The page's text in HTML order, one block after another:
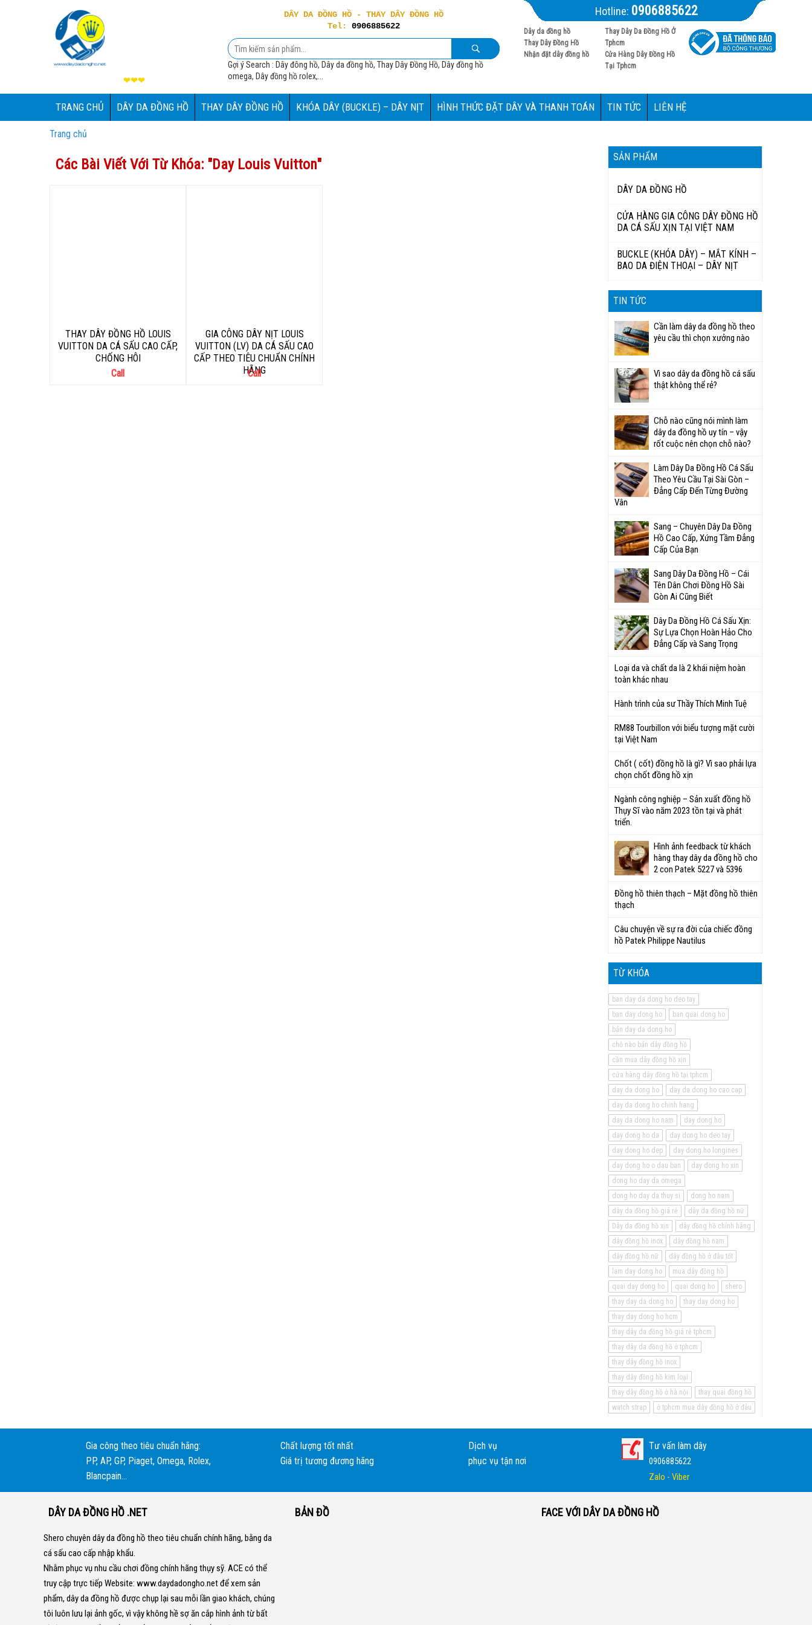
❤❤❤
DÂY DA ĐỒNG HỒ - THAY DÂY ĐỒNG HỒ
Tel: 0906885622
Gợi ý Search : Dây đông hồ, Dây da đồng hồ, Thay Dây Đồng Hồ, Dây đồng hồ
omega, Dây đồng hồ rolex,...
Hotline: 0906885622
Dây da đồng hồ
Thay Dây Đồng Hồ
Nhận đặt dây đồng hồ
Thay Dây Da Đồng Hồ Ở
Tphcm
Cửa Hàng Dây Đồng Hồ
Tại Tphcm
TRANG CHỦ DÂY DA ĐỒNG HỒ THAY DÂY ĐỒNG HỒ KHÓA DÂY (BUCKLE) – DÂY NỊT HÌNH THỨC ĐẶT DÂY VÀ THANH TOÁN TIN TỨC LIÊN HỆ
Trang chủ
Các Bài Viết Với Từ Khóa: "Day Louis Vuitton"
THAY DÂY ĐỒNG HỒ LOUIS
VUITTON DA CÁ SẤU CAO CẤP,
CHỐNG HÔI
Call
GIA CÔNG DÂY NỊT LOUIS
VUITTON (LV) DA CÁ SẤU CAO
CẤP THEO TIÊU CHUẨN CHÍNH
HÃNG
Call
SẢN PHẨM
DÂY DA ĐỒNG HỒ
CỬA HÀNG GIA CÔNG DÂY ĐỒNG HỒ
DA CÁ SẤU XỊN TẠI VIỆT NAM
BUCKLE (KHÓA DÂY) – MẮT KÍNH –
BAO DA ĐIỆN THOẠI – DÂY NỊT
TIN TỨC
Cần làm dây da đồng hồ theo
yêu cầu thì chọn xưởng nào
Vì sao dây da đồng hồ cá sấu
thật không thể rẻ?
Chỗ nào cũng nói mình làm
dây da đồng hồ uy tín – vậy
rốt cuộc nên chọn chỗ nào?
Làm Dây Da Đồng Hồ Cá Sấu
Theo Yêu Cầu Tại Sài Gòn –
Đẳng Cấp Đến Từng Đường
Vân
Sang – Chuyên Dây Da Đồng
Hồ Cao Cấp, Xứng Tầm Đẳng
Cấp Của Bạn
Sang Dây Da Đồng Hồ – Cái
Tên Dân Chơi Đồng Hồ Sài
Gòn Ai Cũng Biết
Dây Da Đồng Hồ Cá Sấu Xịn:
Sự Lựa Chọn Hoàn Hảo Cho
Đẳng Cấp và Sang Trọng
Loại da và chất da là 2 khái niệm hoàn
toàn khác nhau
Hành trình của sư Thầy Thích Minh Tuệ
RM88 Tourbillon với biểu tượng mặt cười
tại Việt Nam
Chốt ( cốt) đồng hồ là gì? Vì sao phải lựa
chọn chốt đồng hồ xịn
Ngành công nghiệp – Sản xuất đồng hồ
Thụy Sĩ vào năm 2023 tồn tại và phát
triển.
Hình ảnh feedback từ khách
hàng thay dây da đồng hồ cho
2 con Patek 5227 và 5396
Đồng hồ thiên thạch – Mặt đồng hồ thiên
thạch
Câu chuyện về sự ra đời của chiếc đồng
hồ Patek Philippe Nautilus
TỪ KHÓA
ban day da dong ho deo tay
ban day dong ho
ban quai dong ho
bán day da dong ho
chỗ nào bán dây đồng hồ
cần mua dây đồng hồ xịn
cửa hàng dây đồng hồ tại tphcm
day da dong ho
day da dong ho cao cap
day da dong ho chinh hang
day da dong ho nam
day dong ho
day dong ho da
day dong ho deo tay
day dong ho dep
day dong ho longines
day dong ho o dau ban
day dong ho xin
dong ho day da omega
dong ho day da thuy si
dong ho nam
dây da đồng hồ giá rẻ
dây da đồng hồ nữ
Dây da đồng hồ xịn
dây đồng hồ chính hãng
dây đồng hồ inox
dây đồng hồ nam
dây đồng hồ nữ
dây đồng hồ ở đâu tốt
lam day dong ho
mua dây đồng hồ
quai day dong ho
quai dong ho
shero
thay day da dong ho
thay day dong ho
thay day dong ho hcm
thay dây da đồng hồ giá rẻ tphcm
thay dây da đồng hồ ở tphcm
thay dây đồng hồ inox
thay dây đồng hồ kim loại
thay dây đồng hồ ở hà nội
thay quai đồng hồ
watch strap
ở tphcm mua dây đồng hồ ở đâu
Gia công theo tiêu chuẩn hãng:
PP, AP, GP, Piaget, Omega, Rolex,
Blancpain...
Chất lượng tốt nhất
Giá trị tương đương hãng
Dịch vụ
phục vụ tận nơi
Tư vấn làm dây
0906885622
Zalo - Viber
DÂY DA ĐỒNG HỒ .NET
Shero chuyên dây da đồng hồ theo tiêu chuẩn chính hãng, bằng da
cá sấu cao cấp nhập khẩu.
Nhằm phục vụ nhu cầu chơi đồng chính hãng thụy sỹ. ACE có thể
truy cập trực tiếp Website: www.daydadongho.netđể xem sản
phẩm, dây da đồng hồ được chụp lại sau mỗi lần giao khách, chúng
tôi luôn lưu lại ảnh gốc, vì vậy không hề sợ ăn cắp hình ảnh từ bất
BẢN ĐỒ FACE VỚI DÂY DA ĐỒNG HỒ